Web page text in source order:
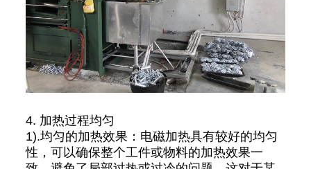
4. 加热过程均匀
1).均匀的加热效果：电磁加热具有较好的均匀
性，可以确保整个工件或物料的加热效果一